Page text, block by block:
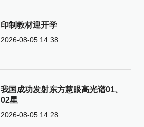
印制教材迎开学
2026-08-05 14:38
我国成功发射东方慧眼高光谱01、
02星
2026-08-05 14:28